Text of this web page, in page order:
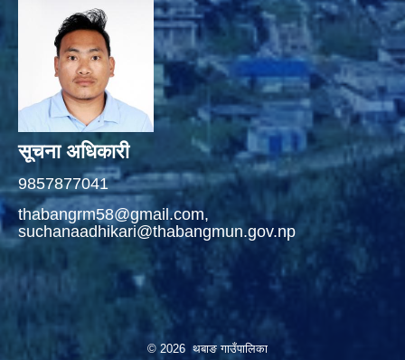
सूचना अधिकारी
9857877041
thabangrm58@gmail.com,
suchanaadhikari@thabangmun.gov.np
© 2026 थबाङ गाउँपालिका